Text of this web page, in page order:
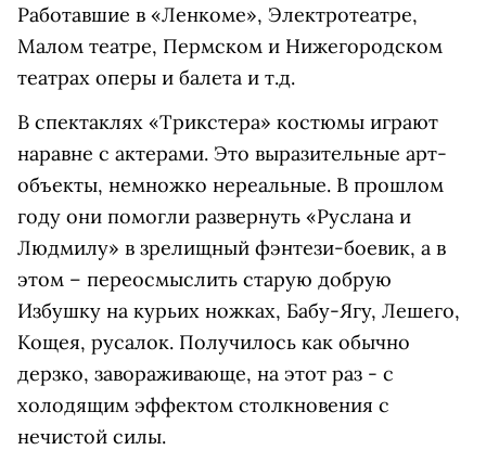
Работавшие в «Ленкоме», Электротеатре,
Малом театре, Пермском и Нижегородском
театрах оперы и балета и т.д.
В спектаклях «Трикстера» костюмы играют
наравне с актерами. Это выразительные арт-
объекты, немножко нереальные. В прошлом
году они помогли развернуть «Руслана и
Людмилу» в зрелищный фэнтези-боевик, а в
этом – переосмыслить старую добрую
Избушку на курьих ножках, Бабу-Ягу, Лешего,
Кощея, русалок. Получилось как обычно
дерзко, завораживающе, на этот раз - с
холодящим эффектом столкновения с
нечистой силы.